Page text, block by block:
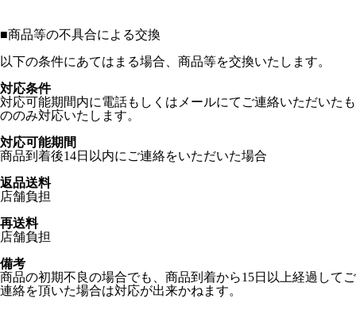
■商品等の不具合による交換
以下の条件にあてはまる場合、商品等を交換いたします。
対応条件
対応可能期間内に電話もしくはメールにてご連絡いただいたも
ののみ対応いたします。
対応可能期間
商品到着後14日以内にご連絡をいただいた場合
返品送料
店舗負担
再送料
店舗負担
備考
商品の初期不良の場合でも、商品到着から15日以上経過してご
連絡を頂いた場合は対応が出来かねます。